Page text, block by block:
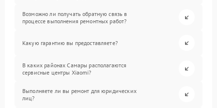
Возможно ли получать обратную связь в
процессе выполнения ремонтных работ?
Какую гарантию вы предоставляете?
В каких районах Самары располагаются
сервисные центры Xiaomi?
Выполняете ли вы ремонт для юридических
лиц?